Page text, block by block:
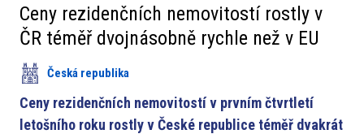
Členové
Partneři
​​Projekty
Členská sekce
Ceny rezidenčních nemovitostí rostly v
ČR téměř dvojnásobně rychle než v EU
Česká republika
Ceny rezidenčních nemovitostí v prvním čtvrtletí
letošního roku rostly v České republice téměř dvakrát